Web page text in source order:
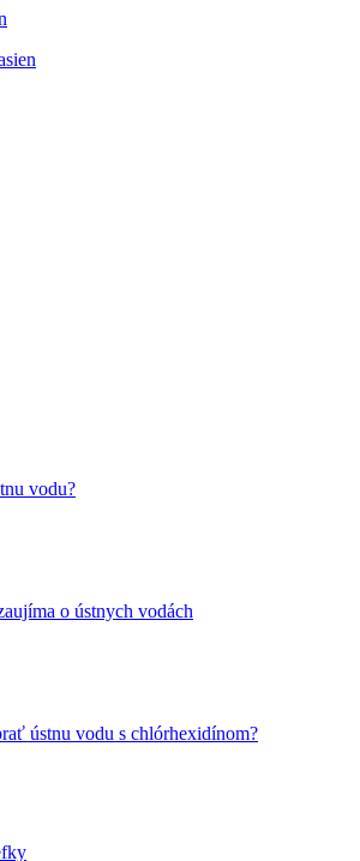
vodu?
o ústnych vodách
ústnu vodu s chlórhexidínom?